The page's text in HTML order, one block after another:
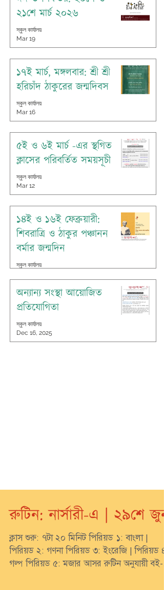
২১শে মার্চ ২০২৬
স্কুল কার্যালয়
Mar 19
১৭ই মার্চ, মঙ্গলবার: শ্রী শ্রী
হরিচাঁদ ঠাকুরের জন্মদিবস
স্কুল কার্যালয়
Mar 16
৫ই ও ৬ই মার্চ -এর স্থগিত
ক্লাসের পরিবর্তিত সময়সূচী
স্কুল কার্যালয়
Mar 12
১৪ই ও ১৬ই ফেব্রুয়ারী:
শিবরাত্রি ও ঠাকুর পঞ্চানন
বর্মার জন্মদিন
স্কুল কার্যালয়
অন্যান্য সংস্থা আয়োজিত
প্রতিযোগিতা
স্কুল কার্যালয়
Dec 16, 2025
রুটিন: নার্সারী-এ | ২৯শে জুন
ক্লাস শুরু: ৭টা ২০ মিনিট পিরিয়ড ১: বাংলা |
পিরিয়ড ২: গণনা পিরিয়ড ৩: ইংরেজি | পিরিয়ড ৪:
গল্প পিরিয়ড ৫: মজার আসর রুটিন অনুযায়ী বই-